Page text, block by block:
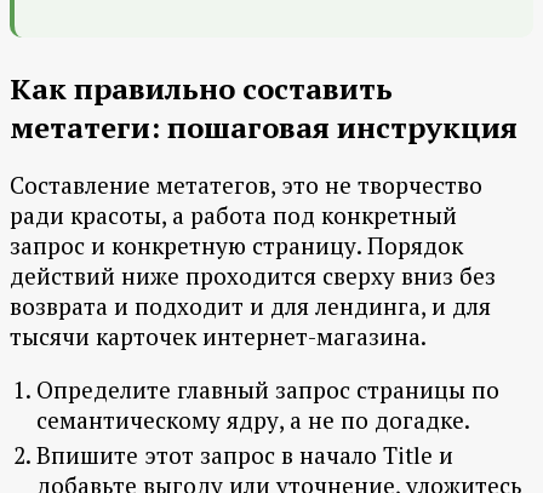
Как правильно составить
метатеги: пошаговая инструкция
Составление метатегов, это не творчество
ради красоты, а работа под конкретный
запрос и конкретную страницу. Порядок
действий ниже проходится сверху вниз без
возврата и подходит и для лендинга, и для
тысячи карточек интернет-магазина.
Определите главный запрос страницы по
семантическому ядру, а не по догадке.
Впишите этот запрос в начало Title и
добавьте выгоду или уточнение, уложитесь